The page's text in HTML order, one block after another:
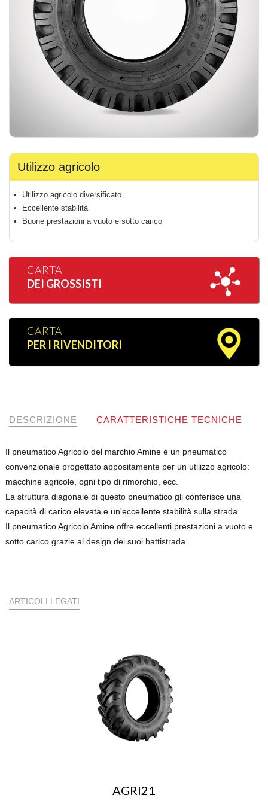
Utilizzo agricolo
Utilizzo agricolo diversificato
Eccellente stabilità
Buone prestazioni a vuoto e sotto carico
CARTA
DEI GROSSISTI
CARTA
PER I RIVENDITORI
DESCRIZIONE CARATTERISTICHE TECNICHE
Il pneumatico Agricolo del marchio Amine è un pneumatico
convenzionale progettato appositamente per un utilizzo agricolo:
macchine agricole, ogni tipo di rimorchio, ecc.
La struttura diagonale di questo pneumatico gli conferisce una
capacità di carico elevata e un'eccellente stabilità sulla strada.
Il pneumatico Agricolo Amine offre eccellenti prestazioni a vuoto e
sotto carico grazie al design dei suoi battistrada.
ARTICOLI LEGATI
AGRI21